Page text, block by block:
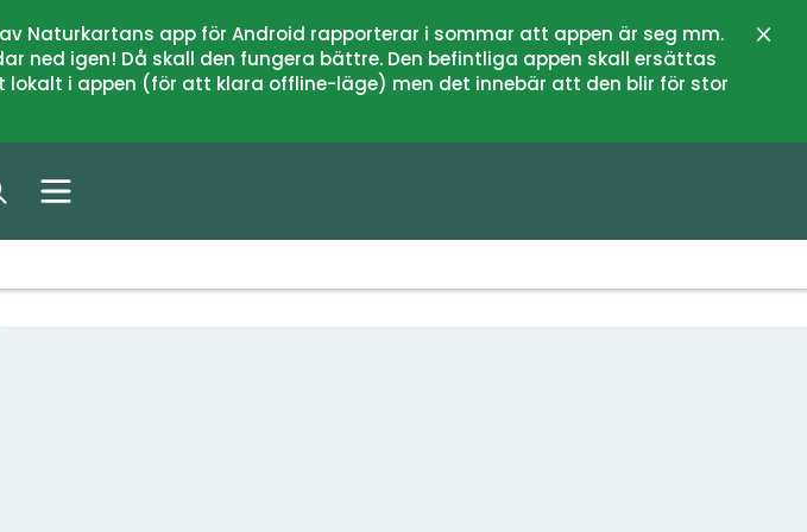
Naturkartans app för Android rapporterar i sommar att appen är seg mm.
ned igen! Då skall den fungera bättre. Den befintliga appen skall ersättas
i appen (för att klara offline-läge) men det innebär att den blir för stor
Sulje